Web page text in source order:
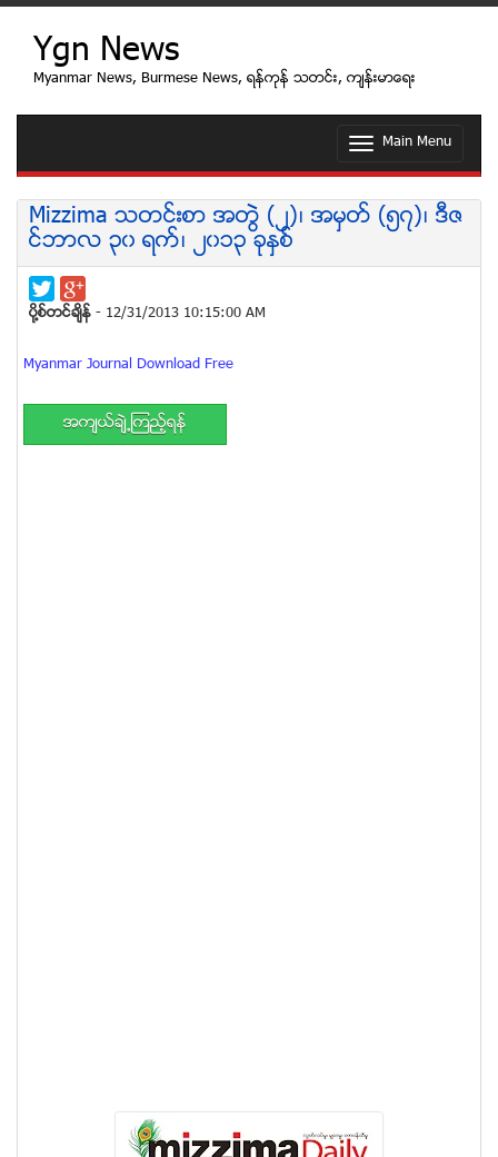
Ygn News
Myanmar News, Burmese News, ရန္ကုန္ သတင္း, က်န္းမာေရး
T
g
l
n
Main Menu
Mizzima သတင္းစာ အတြဲ (၂)၊ အမွတ္ (၅၇)၊ ဒီဇ
င္ဘာလ ၃၀ ရက္၊ ၂၀၁၃ ခုႏွစ္
ပုိ႔စ္တင္ခ်ိန္ - 12/31/2013 10:15:00 AM
Myanmar Journal Download Free
အက်ယ္ခ်ဲ႕ၾကည့္ရန္